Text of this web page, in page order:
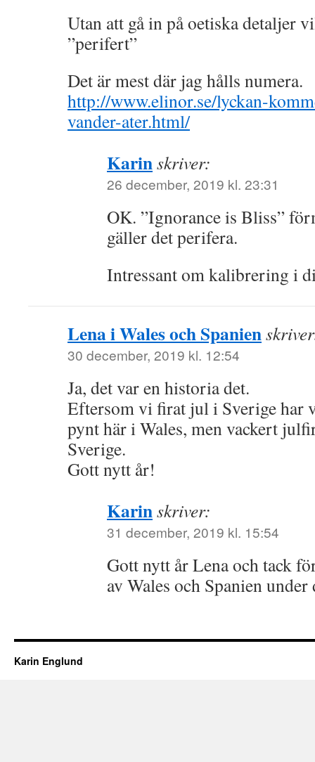
Utan att gå in på oetiska detaljer
”perifert”
Det är mest där jag hålls numera.
http://www.elinor.se/lyckan-
vander-ater.html/
Karinskriver:
26 december, 2019 kl. 23:31
OK. ”Ignorance is Bliss”
gäller det perifera.
Intressant om kalibrering i
Lena i Wales och Spanien
30 december, 2019 kl. 12:54
Ja, det var en historia det.
Eftersom vi firat jul i Sverige har
pynt här i Wales, men vackert
Sverige.
Gott nytt år!
Karinskriver:
31 december, 2019 kl. 15:54
Gott nytt år Lena och tack
av Wales och Spanien
Karin Englund